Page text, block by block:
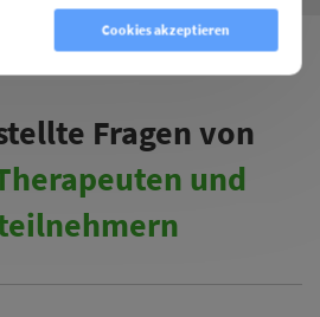
Fragen von
und
Cookies akzeptieren